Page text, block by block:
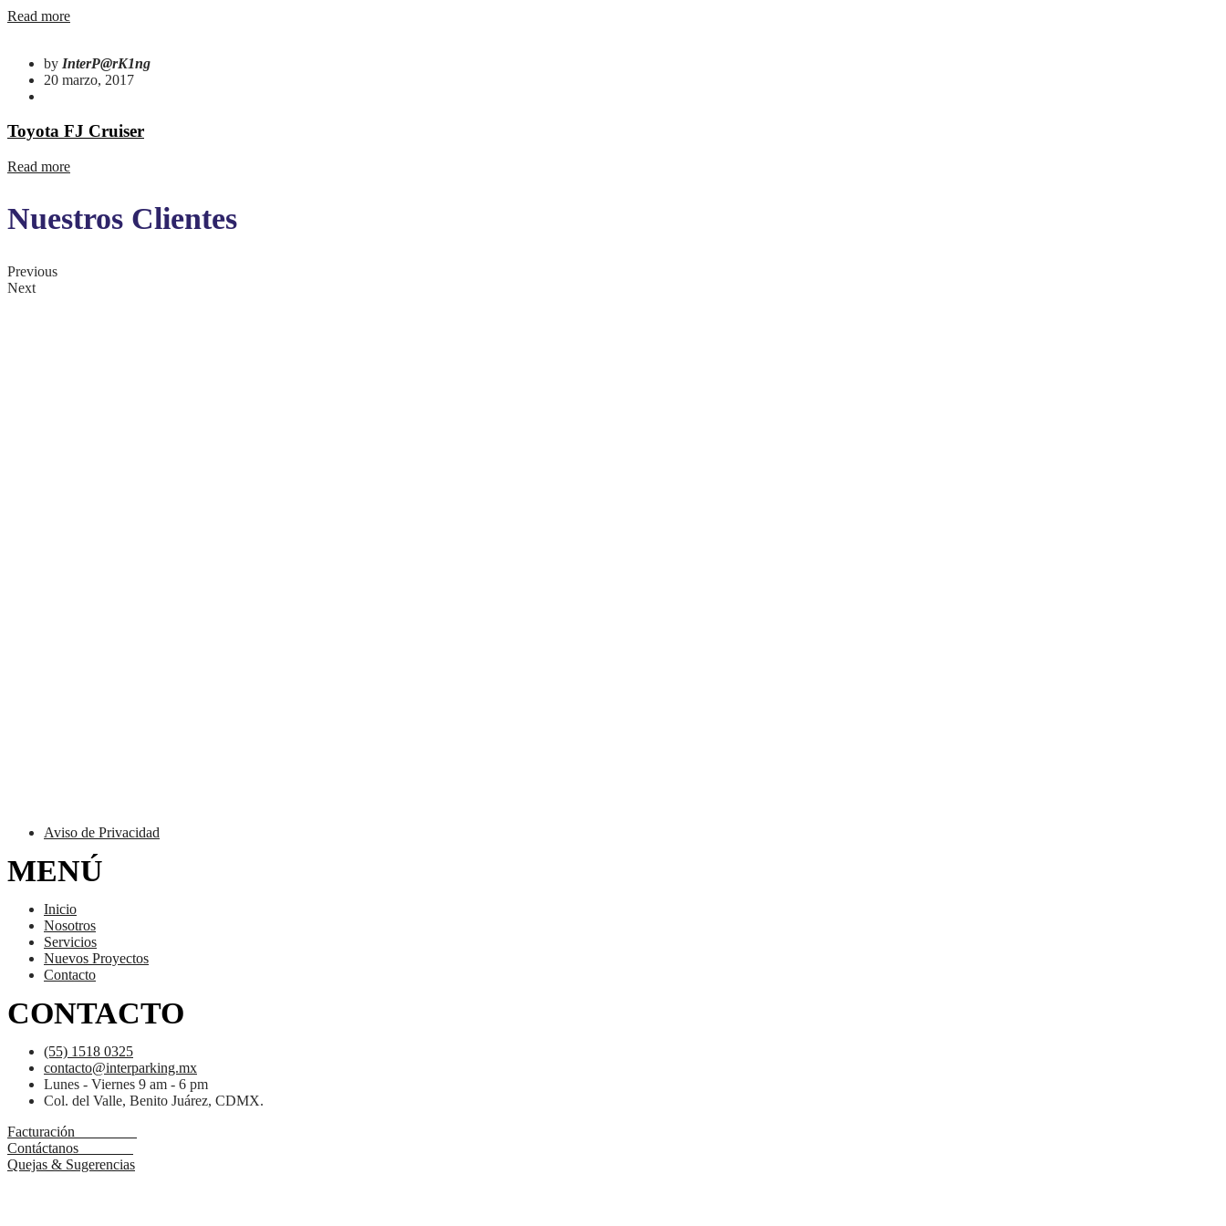
Read more
by InterP@rK1ng
20 marzo, 2017
Toyota FJ Cruiser
Read more
Nuestros Clientes
Previous
Next
Aviso de Privacidad
MENÚ
Inicio
Nosotros
Servicios
Nuevos Proyectos
Contacto
CONTACTO
(55) 1518 0325
contacto@interparking.mx
Lunes - Viernes 9 am - 6 pm
Col. del Valle, Benito Juárez, CDMX.
Facturación
Contáctanos
Quejas & Sugerencias